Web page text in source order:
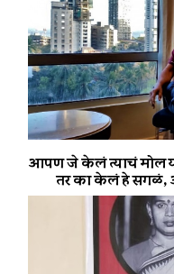
आपण जे केलं त्याचं मोल
तर का केलं हे